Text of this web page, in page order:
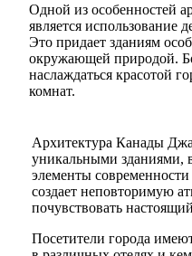
Одной из особенностей
является использование
Это придает зданиям
окружающей природой.
наслаждаться красотой
комнат.
Архитектура Канады
уникальными зданиями,
элементы
создает неповторимую
почувствовать
Посетители города